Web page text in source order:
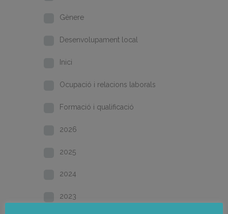
Gènere
Desenvolupament local
Inici
Ocupació i relacions laborals
Formació i qualificació
2026
2025
2024
2023